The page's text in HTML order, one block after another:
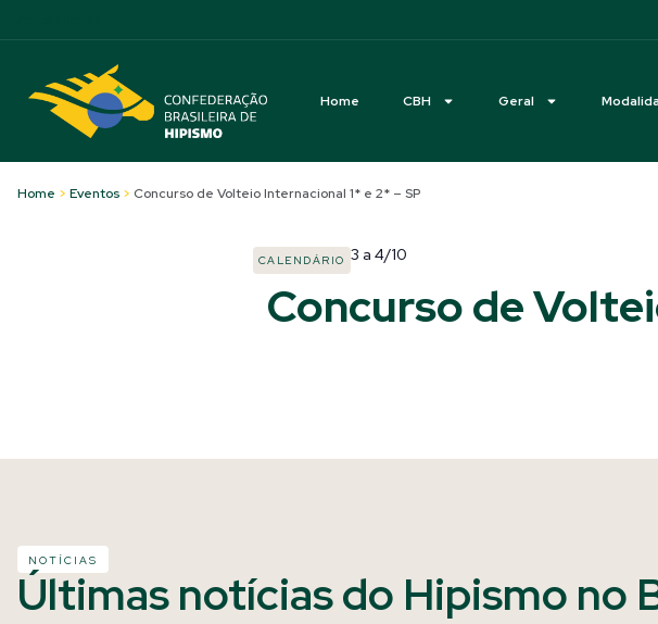
Home CBH Geral
Home > Eventos > Concurso de Volteio Internacional 1* e 2* – SP
CALENDÁRIO 3 a 4/10
Concurso de
NOTÍCIAS
Últimas notícias do Hipismo no